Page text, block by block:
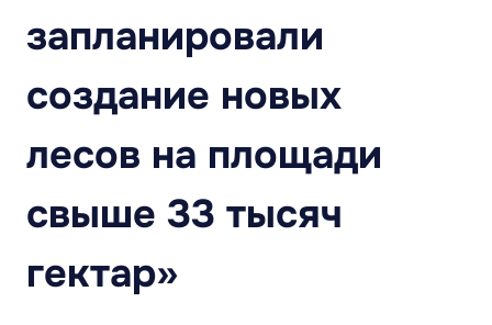
запланировали
создание новых
лесов на площади
свыше 33 тысяч
гектар»